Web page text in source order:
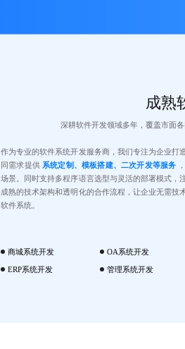
成熟
深耕软件开发领域多年，覆盖市面
作为专业的软件系统开发服务商，我们专注为企业打
同需求提供 系统定制、模板搭建、二次开发等服务
场景。同时支持多程序语言选型与灵活的部署模式，
成熟的技术架构和透明化的合作流程，让企业无需技
软件系统。
商城系统开发 OA系统开发
ERP系统开发 管理系统开发